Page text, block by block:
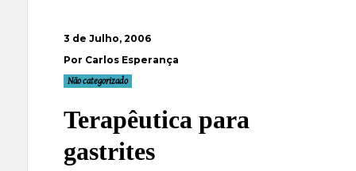
3 de Julho, 2006
Por Carlos Esperança
Não categorizado
Terapêutica para
gastrites